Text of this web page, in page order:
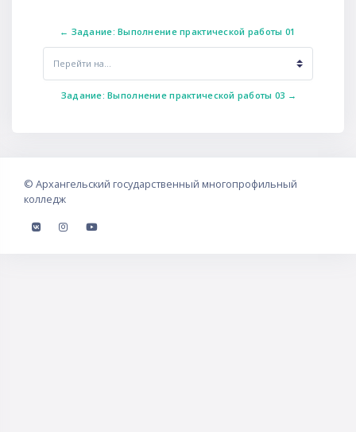
← Задание: Выполнение практической работы 01
Перейти на...
Задание: Выполнение практической работы 03 →
© Архангельский государственный многопрофильный
колледж